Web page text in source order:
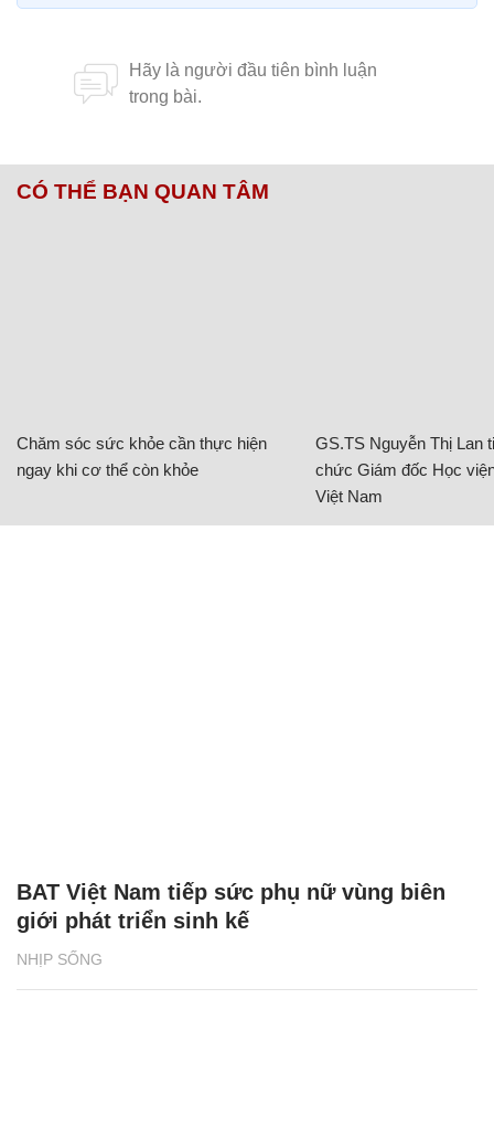
CÓ THỂ BẠN QUAN TÂM
Chăm sóc sức khỏe cần thực hiện
ngay khi cơ thể còn khỏe
GS.TS Nguyễn Thị Lan
chức Giám đốc Học
Việt Nam
NHỊP SỐNG
BAT Việt Nam tiếp sức phụ nữ vùng biên
giới phát triển sinh kế